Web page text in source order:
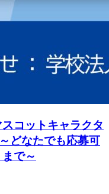
コットキャラクタ
どなたでも応募可
で～